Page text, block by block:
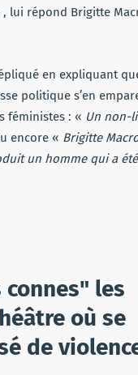
, lui répond Brigitte
en expliquant
politique s’en
féministes : « Un non-
encore « Brigitte
un homme qui a
les
où se
de